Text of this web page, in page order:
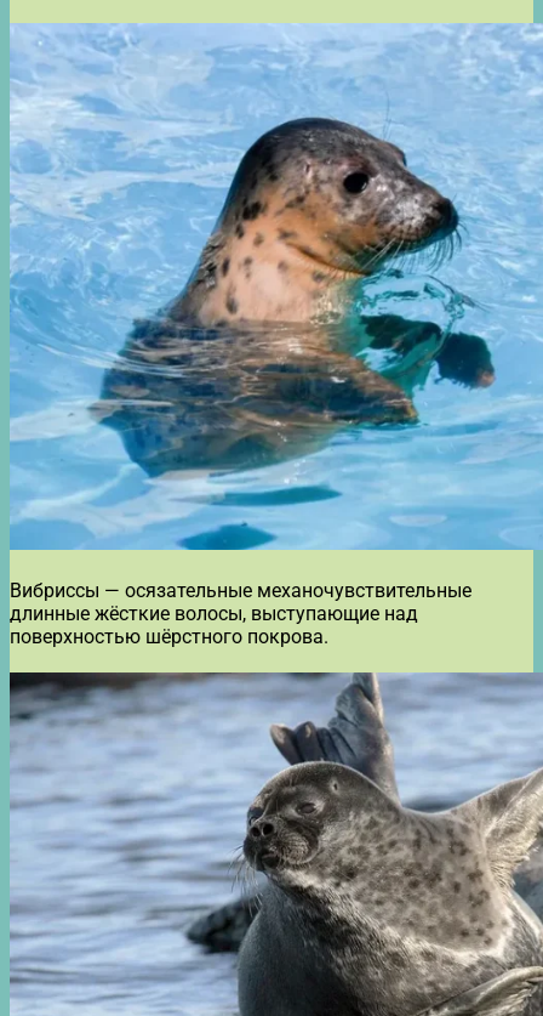
Вибриссы — осязательные механочувствительные
длинные жёсткие волосы, выступающие над
поверхностью шёрстного покрова.